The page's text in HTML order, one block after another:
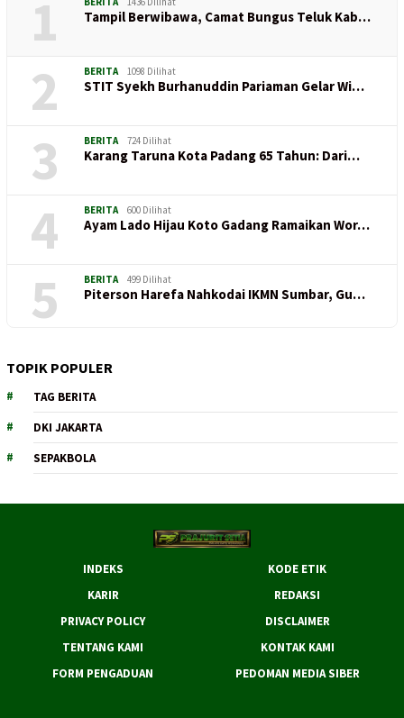
1 Tampil Berwibawa, Camat Bungus Teluk Kab…
2 BERITA 1098 Dilihat
STIT Syekh Burhanuddin Pariaman Gelar Wi…
3 BERITA 724 Dilihat
Karang Taruna Kota Padang 65 Tahun: Dari…
4 BERITA 600 Dilihat
Ayam Lado Hijau Koto Gadang Ramaikan Wor…
5 BERITA 499 Dilihat
Piterson Harefa Nahkodai IKMN Sumbar, Gu…
TOPIK POPULER
TAG BERITA
DKI JAKARTA
SEPAKBOLA
INDEKS
KODE ETIK
KARIR
REDAKSI
PRIVACY POLICY
DISCLAIMER
TENTANG KAMI
KONTAK KAMI
FORM PENGADUAN
PEDOMAN MEDIA SIBER